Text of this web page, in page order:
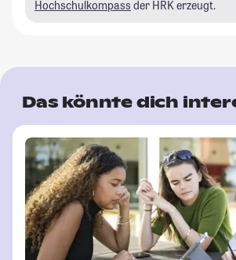
Hochschulkompass der HRK erzeugt.
Das könnte dich